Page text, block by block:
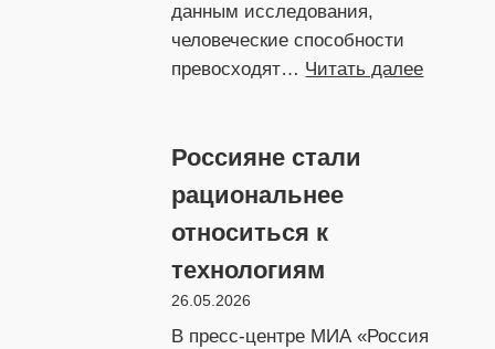
данным исследования,
человеческие способности
превосходят… Читать далее:
Россияне стали
рациональнее
относиться к
технологиям
26.05.2026
В пресс-центре МИА «Россия